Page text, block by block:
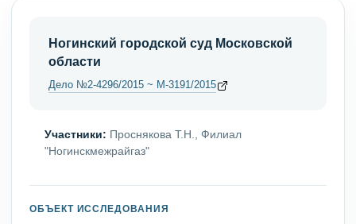
Ногинский городской суд Московской
области
Дело №2-4296/2015 ~ М-3191/2015
Участники: Проснякова Т.Н., Филиал
"Ногинскмежрайгаз"
ОБЪЕКТ ИССЛЕДОВАНИЯ